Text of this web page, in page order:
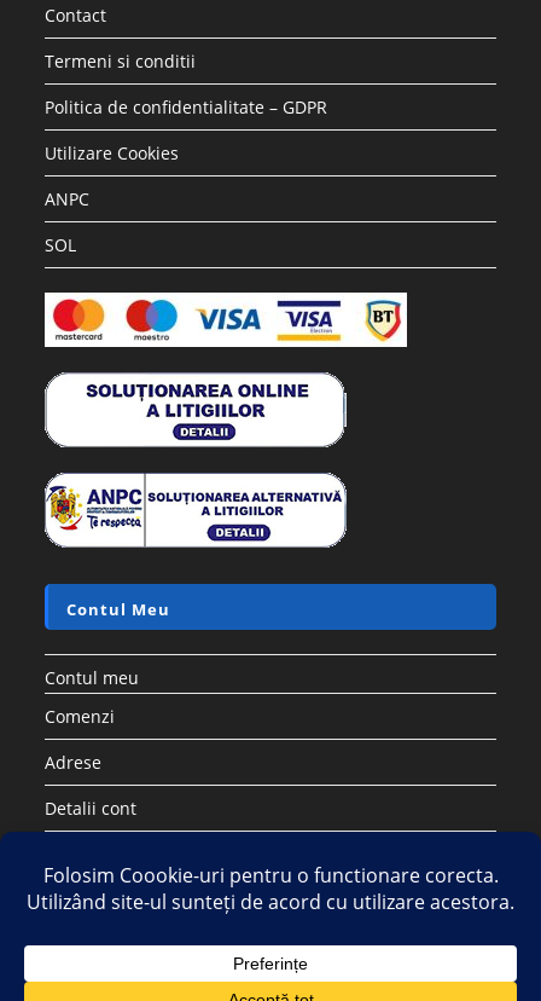
Contact
Termeni si conditii
Politica de confidentialitate – GDPR
Utilizare Cookies
ANPC
SOL
Contul Meu
Contul meu
Comenzi
Adrese
Detalii cont
Copyright 2026 - Strategic DIstribution Group